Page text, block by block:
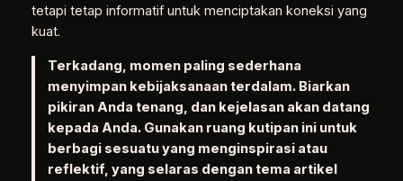
tetapi tetap informatif untuk menciptakan koneksi yang
kuat.
Terkadang, momen paling sederhana
menyimpan kebijaksanaan terdalam. Biarkan
pikiran Anda tenang, dan kejelasan akan datang
kepada Anda. Gunakan ruang kutipan ini untuk
berbagi sesuatu yang menginspirasi atau
reflektif, yang selaras dengan tema artikel